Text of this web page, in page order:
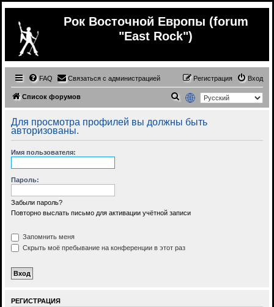
Рок Восточной Европы (forum
"East Rock")
FAQ Связаться с администрацией Вход
Регистрация
Список форумов
и
с
Для просмотра профилей вы должны быть
авторизованы.
Имя пользователя:
Пароль:
Забыли пароль?
Повторно выслать письмо для активации учётной записи
Запомнить меня
Скрыть моё пребывание на конференции в этот раз
РЕГИСТРАЦИЯ